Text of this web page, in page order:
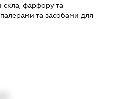
скла, фарфору та
та засобами для